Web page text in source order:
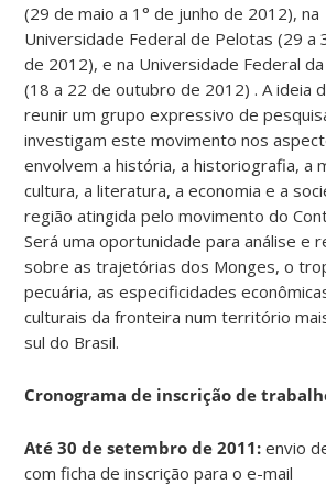
(29 de maio a 1° de junho de 2012), na
Universidade Federal de Pelotas (29 a
de 2012), e na Universidade Federal
(18 a 22 de outubro de 2012) . A ideia
reunir um grupo expressivo de
investigam este movimento nos
envolvem a história, a historiografia, a
cultura, a literatura, a economia e a
região atingida pelo movimento do
Será uma oportunidade para análise e
sobre as trajetórias dos Monges, o
pecuária, as especificidades
culturais da fronteira num território
sul do Brasil.
Cronograma de inscrição de
Até 30 de setembro de 2011: envio
com ficha de inscrição para o e-mail